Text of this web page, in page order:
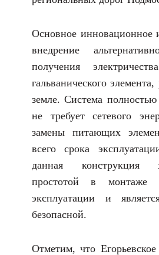
Основное инновационное
внедрение
получения
гальванического
земле. Система
не требует сетевого
замены питающих
всего срока
данная конструкция
простотой в монтаже
эксплуатации и
безопасной.
Отметим, что Егорьевское